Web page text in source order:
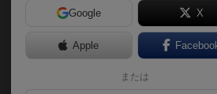
宇宙戦艦ヤマトの世界を戦術級ゲームで再現
初期のテレビ版宇宙戦艦ヤマトを基にして
や特殊兵器を再現できます。 システムは、
級では平易に移動と攻撃そして損害を出すだ
Google X
Apple
または